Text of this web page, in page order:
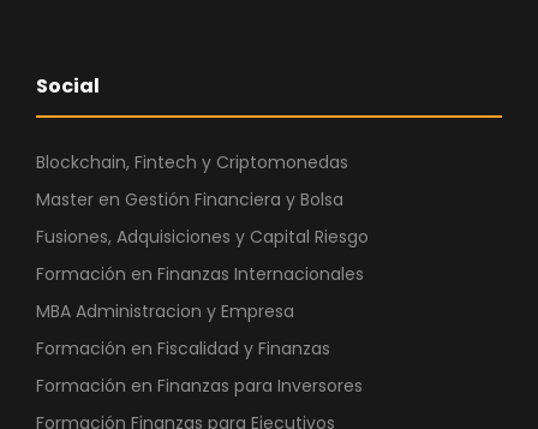
Social
Blockchain, Fintech y Criptomonedas
Master en Gestión Financiera y Bolsa
Fusiones, Adquisiciones y Capital Riesgo
Formación en Finanzas Internacionales
MBA Administracion y Empresa
Formación en Fiscalidad y Finanzas
Formación en Finanzas para Inversores
Formación Finanzas para Ejecutivos